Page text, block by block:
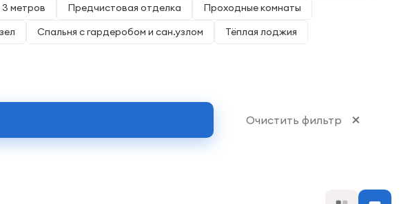
метров Предчистовая отделка
Проходные комнаты
Спальня с гардеробом и сан.узлом
Тёплая лоджия
Очистить фильтр